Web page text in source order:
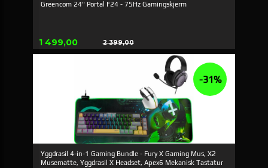
Greencom 24" Portal F24 - 75Hz Gamingskjerm
Tilbud
1 499,00 2 399,00
Rabatt
Yggdrasil 4-in-1 Gaming Bundle - Fury X Gaming Mus, X2
Musematte, Yggdrasil X Headset, Apex6 Mekanisk Tastatur
-31%